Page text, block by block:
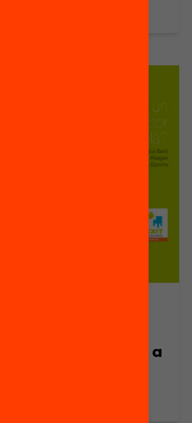
ambient lector a